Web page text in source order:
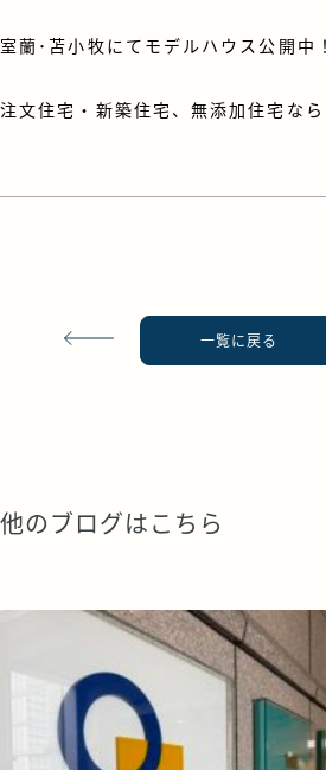
室蘭･苫小牧にてモデルハウス公開中！
注文住宅・新築住宅、無添加住宅なら
一覧に戻る
他のブログはこちら